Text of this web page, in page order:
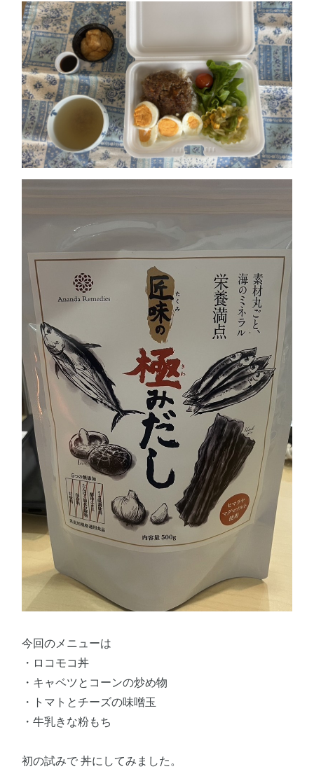
今回のメニューは
・ロコモコ丼
・キャベツとコーンの炒め物
・トマトとチーズの味噌玉
・牛乳きな粉もち
初の試みで 丼にしてみました。